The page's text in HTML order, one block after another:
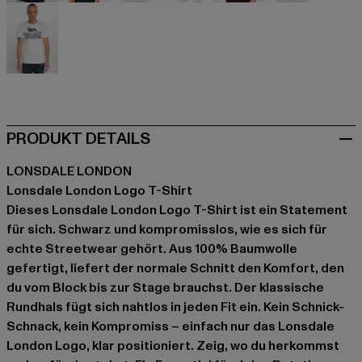
blau
PRODUKT DETAILS
LONSDALE LONDON
Lonsdale London Logo T-Shirt
Dieses Lonsdale London Logo T-Shirt ist ein Statement
für sich. Schwarz und kompromisslos, wie es sich für
echte Streetwear gehört. Aus 100% Baumwolle
gefertigt, liefert der normale Schnitt den Komfort, den
du vom Block bis zur Stage brauchst. Der klassische
Rundhals fügt sich nahtlos in jeden Fit ein. Kein Schnick-
Schnack, kein Kompromiss – einfach nur das Lonsdale
London Logo, klar positioniert. Zeig, wo du herkommst